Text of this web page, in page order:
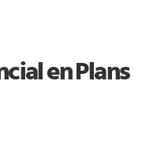
en Plans